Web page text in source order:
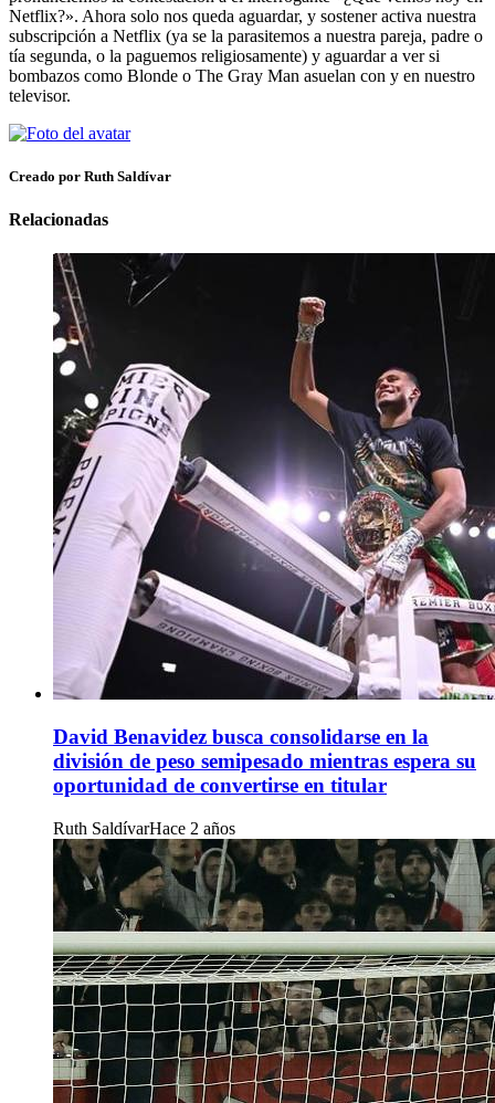
Netflix?». Ahora solo nos queda aguardar, y sostener activa nuestra
subscripción a Netflix (ya se la parasitemos a nuestra pareja, padre o
tía segunda, o la paguemos religiosamente) y aguardar a ver si
bombazos como Blonde o The Gray Man asuelan con y en nuestro
televisor.
Creado por Ruth Saldívar
Relacionadas
David Benavidez busca consolidarse en la
división de peso semipesado mientras espera su
oportunidad de convertirse en titular
Ruth SaldívarHace 2 años